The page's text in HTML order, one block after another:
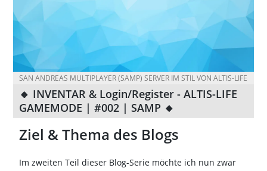
SAN ANDREAS MULTIPLAYER (SAMP) SERVER IM STIL VON ALTIS-LIFE
🔸 INVENTAR & Login/Register - ALTIS-LIFE
GAMEMODE | #002 | SAMP 🔸
Ziel & Thema des Blogs
Im zweiten Teil dieser Blog-Serie möchte ich nun zwar